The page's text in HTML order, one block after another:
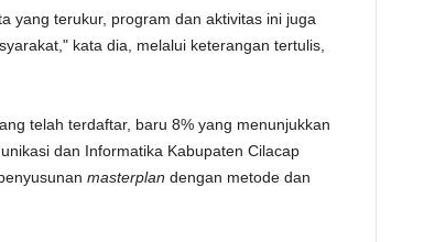
yang terukur, program dan aktivitas ini juga
kata dia, melalui keterangan tertulis,
telah terdaftar, baru 8% yang menunjukkan
dan Informatika Kabupaten Cilacap
masterplan dengan metode dan